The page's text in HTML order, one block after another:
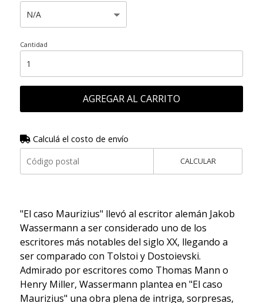
Cantidad
AGREGAR AL CARRITO
Calculá el costo de envío
CALCULAR
"El caso Maurizius" llevó al escritor alemán Jakob
Wassermann a ser considerado uno de los
escritores más notables del siglo XX, llegando a
ser comparado con Tolstoi y Dostoievski.
Admirado por escritores como Thomas Mann o
Henry Miller, Wassermann plantea en "El caso
Maurizius" una obra plena de intriga, sorpresas,